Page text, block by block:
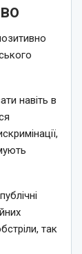
навіть в
так